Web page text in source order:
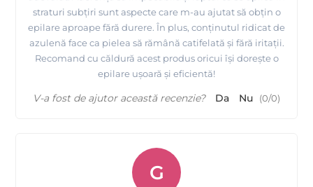
straturi subțiri sunt aspecte care m-au ajutat să obțin o
epilare aproape fără durere. În plus, conținutul ridicat de
azulenă face ca pielea să rămână catifelată și fără iritații.
Recomand cu căldură acest produs oricui își dorește o
epilare ușoară și eficientă!
V-a fost de ajutor această recenzie? Da Nu (0/0)
G